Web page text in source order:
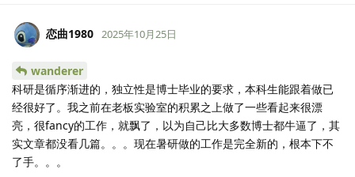
恋曲1980 2025年10月25日
wanderer
科研是循序渐进的，独立性是博士毕业的要求，本科生能跟着做已
经很好了。我之前在老板实验室的积累之上做了一些看起来很漂
亮，很fancy的工作，就飘了，以为自己比大多数博士都牛逼了，其
实文章都没看几篇。。。现在暑研做的工作是完全新的，根本下不
了手。。。